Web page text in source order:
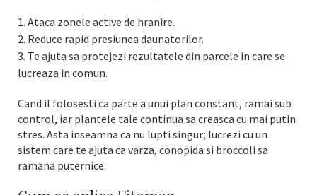
Ataca zonele active de hranire.
Reduce rapid presiunea daunatorilor.
Te ajuta sa protejezi rezultatele din parcele in care se
lucreaza in comun.
Cand il folosesti ca parte a unui plan constant, ramai sub
control, iar plantele tale continua sa creasca cu mai putin
stres. Asta inseamna ca nu lupti singur; lucrezi cu un
sistem care te ajuta ca varza, conopida si broccoli sa
ramana puternice.